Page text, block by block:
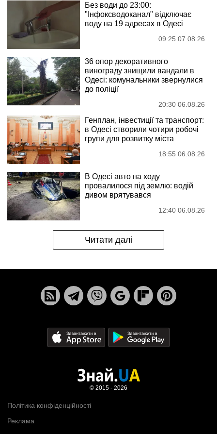
Без води до 23:00:
"Інфоксводоканал" відключає
воду на 19 адресах в Одесі
09:25 07.08.26
36 опор декоративного
винограду знищили вандали в
Одесі: комунальники звернулися
до поліції
20:30 06.08.26
Генплан, інвестиції та транспорт:
в Одесі створили чотири робочі
групи для розвитку міста
18:55 06.08.26
В Одесі авто на ходу
провалилося під землю: водій
дивом врятувався
12:40 06.08.26
Читати далі
Політика конфіденційності
Реклама
© 2015 - 2026